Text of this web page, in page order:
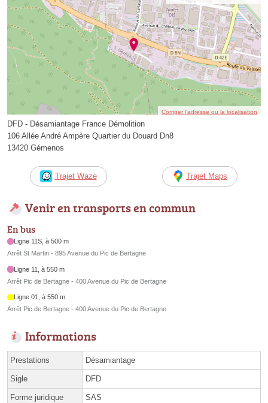
Corriger l’adresse ou la localisation
DFD - Désamiantage France Démolition
106 Allée André Ampère Quartier du Douard Dn8
13420 Gémenos
Trajet Waze Trajet Maps
Venir en transports en commun
En bus
Ligne 11S, à 500 m
Arrêt St Martin - 895 Avenue du Pic de Bertagne
Ligne 11, à 550 m
Arrêt Pic de Bertagne - 400 Avenue du Pic de Bertagne
Ligne 01, à 550 m
Arrêt Pic de Bertagne - 400 Avenue du Pic de Bertagne
Informations
Prestations Désamiantage
Sigle DFD
Forme juridique SAS